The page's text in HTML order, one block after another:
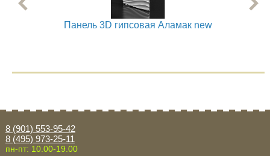
Панель 3D гипсовая Аламак new
8 (901) 553-95-42
8 (495) 973-25-11
пн-пт: 10.00-19.00